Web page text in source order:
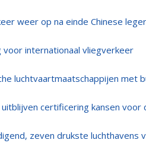
weer op na einde Chinese
voor internationaal vliegverkeer
luchtvaartmaatschappijen met
certificering kansen voor
zeven drukste luchthavens